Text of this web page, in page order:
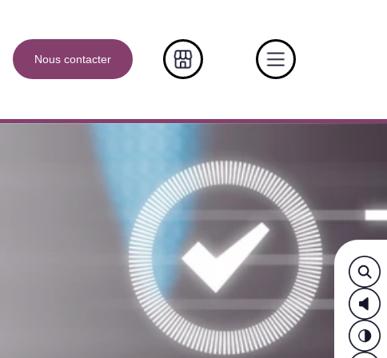
Nous contacter